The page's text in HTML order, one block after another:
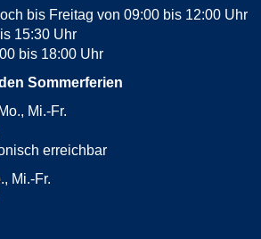
bis Freitag von 09:00 bis 12:00 Uhr
15:30 Uhr
bis 18:00 Uhr
Sommerferien
Mi.-Fr.
erreichbar
Mi.-Fr.